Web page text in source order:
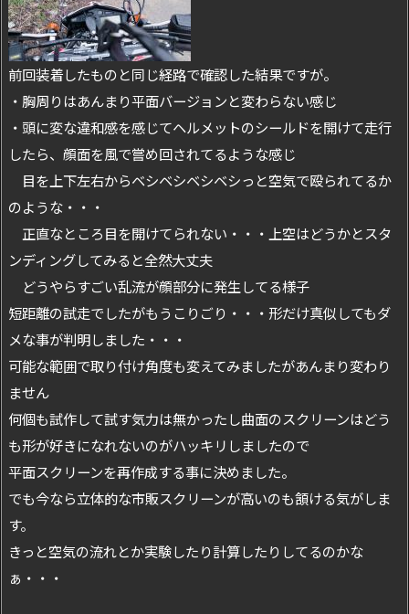
前回装着したものと同じ経路で確認した結果ですが。
・胸周りはあんまり平面バージョンと変わらない感じ
・頭に変な違和感を感じてヘルメットのシールドを開けて走行
したら、顔面を風で嘗め回されてるような感じ
目を上下左右からベシベシベシベシっと空気で殴られてるか
のような・・・
正直なところ目を開けてられない・・・上空はどうかとスタ
ンディングしてみると全然大丈夫
どうやらすごい乱流が顔部分に発生してる様子
短距離の試走でしたがもうこりごり・・・形だけ真似してもダ
メな事が判明しました・・・
可能な範囲で取り付け角度も変えてみましたがあんまり変わり
ません
何個も試作して試す気力は無かったし曲面のスクリーンはどう
も形が好きになれないのがハッキリしましたので
平面スクリーンを再作成する事に決めました。
でも今なら立体的な市販スクリーンが高いのも頷ける気がしま
す。
きっと空気の流れとか実験したり計算したりしてるのかな
ぁ・・・